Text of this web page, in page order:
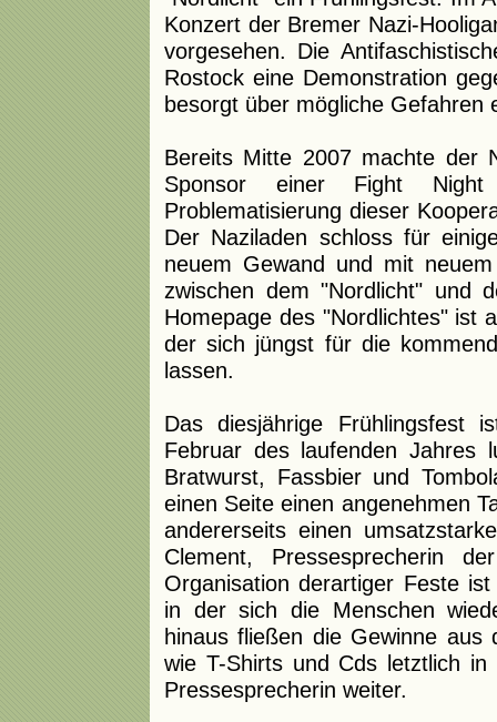
Konzert der Bremer Nazi-
vorgesehen. Die
Rostock eine Demonstration
besorgt über mögliche Gefahren
Bereits Mitte 2007 machte der
Sponsor einer Fight Night
Problematisierung dieser
Der Naziladen schloss für
neuem Gewand und mit
zwischen dem "Nordlicht" und
Homepage des "Nordlichtes" ist
der sich jüngst für die
lassen.
Das diesjährige
Februar des laufenden
Bratwurst, Fassbier und
einen Seite einen angenehmen
andererseits einen
Clement, Pressesprecherin
Organisation derartiger Feste
in der sich die Menschen
hinaus fließen die Gewinne aus
wie T-Shirts und Cds letztlich
Pressesprecherin weiter.